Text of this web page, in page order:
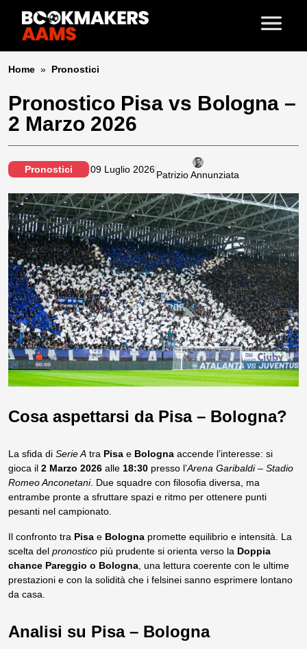
Home » Pronostici
Pronostico Pisa vs Bologna –
2 Marzo 2026
Pronostici 09 Luglio 2026Patrizio Annunziata
Cosa aspettarsi da Pisa – Bologna?
La sfida di Serie A tra Pisa e Bologna accende l’interesse: si
gioca il 2 Marzo 2026 alle 18:30 presso l’Arena Garibaldi – Stadio
Romeo Anconetani. Due squadre con filosofia diversa, ma
entrambe pronte a sfruttare spazi e ritmo per ottenere punti
pesanti nel campionato.
Il confronto tra Pisa e Bologna promette equilibrio e intensità. La
scelta del pronostico più prudente si orienta verso la Doppia
chance Pareggio o Bologna, una lettura coerente con le ultime
prestazioni e con la solidità che i felsinei sanno esprimere lontano
da casa.
Analisi su Pisa – Bologna